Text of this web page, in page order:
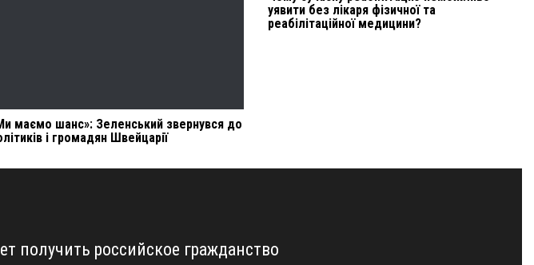
маємо шанс»: Зеленський звернувся до
і громадян Швейцарії
уявити без лікаря фізичної та
реабілітаційної медицини?
получить российское гражданство